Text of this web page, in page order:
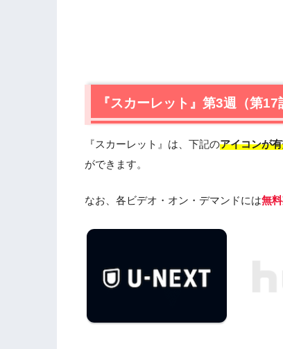
『スカーレット』第3週（第
『スカーレット』は、下記のアイコンが
ができます。
なお、各ビデオ・オン・デマンドには無